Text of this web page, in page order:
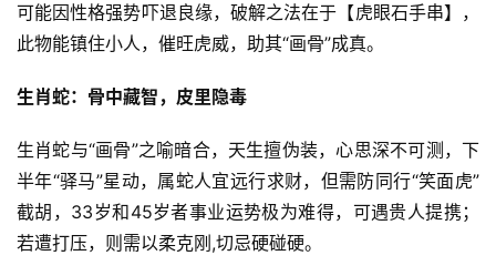
可能因性格强势吓退良缘，破解之法在于【虎眼石手串】，
此物能镇住小人，催旺虎威，助其“画骨”成真。
生肖蛇：骨中藏智，皮里隐毒
生肖蛇与“画骨”之喻暗合，天生擅伪装，心思深不可测，下
半年“驿马”星动，属蛇人宜远行求财，但需防同行“笑面虎”
截胡，33岁和45岁者事业运势极为难得，可遇贵人提携；
若遭打压，则需以柔克刚,切忌硬碰硬。